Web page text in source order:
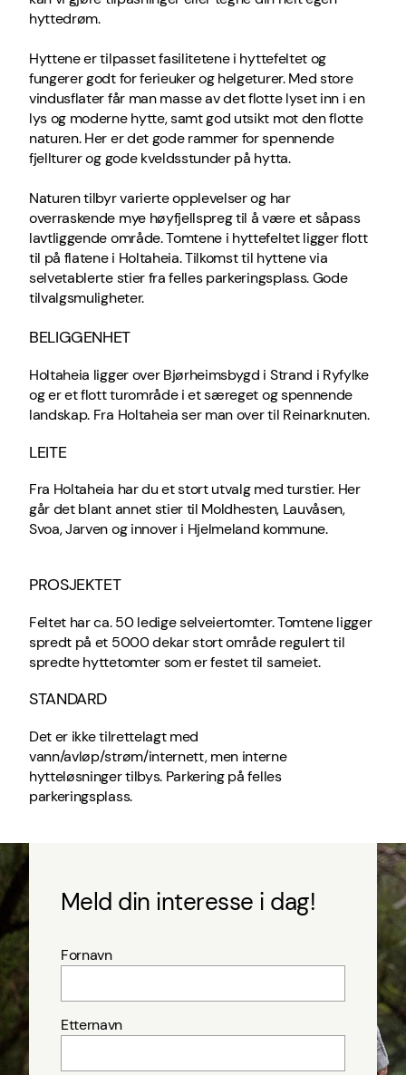
hyttedrøm.
Hyttene er tilpasset fasilitetene i hyttefeltet og
fungerer godt for ferieuker og helgeturer. Med store
vindusflater får man masse av det flotte lyset inn i en
lys og moderne hytte, samt god utsikt mot den flotte
naturen. Her er det gode rammer for spennende
fjellturer og gode kveldsstunder på hytta.
Naturen tilbyr varierte opplevelser og har
overraskende mye høyfjellspreg til å være et såpass
lavtliggende område. Tomtene i hyttefeltet ligger flott
til på flatene i Holtaheia. Tilkomst til hyttene via
selvetablerte stier fra felles parkeringsplass. Gode
tilvalgsmuligheter.
BELIGGENHET
Holtaheia ligger over Bjørheimsbygd i Strand i Ryfylke
og er et flott turområde i et særeget og spennende
landskap. Fra Holtaheia ser man over til Reinarknuten.
LEITE
Fra Holtaheia har du et stort utvalg med turstier. Her
går det blant annet stier til Moldhesten, Lauvåsen,
Svoa, Jarven og innover i Hjelmeland kommune.
PROSJEKTET
Feltet har ca. 50 ledige selveiertomter. Tomtene ligger
spredt på et 5000 dekar stort område regulert til
spredte hyttetomter som er festet til sameiet.
STANDARD
Det er ikke tilrettelagt med
vann/avløp/strøm/internett, men interne
hytteløsninger tilbys. Parkering på felles
parkeringsplass.
Meld din interesse i dag!
Fornavn
Etternavn